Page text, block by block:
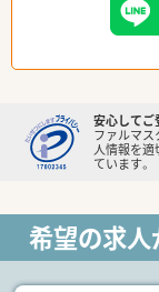
安心してご
ファルマス
人情報を
ています。
希望の求